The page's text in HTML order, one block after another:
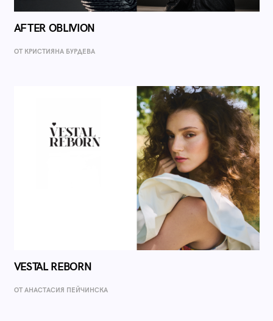
AFTER OBLIVION
ОТ КРИСТИЯНА БУРДЕВА
VESTAL REBORN
ОТ AНАСТАСИЯ ПЕЙЧИНСКА